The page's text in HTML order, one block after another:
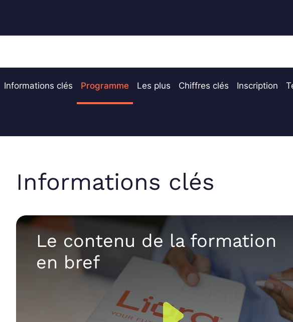
Informations clés Programme Les plus Chiffres clés Inscription
Informations clés
Le contenu de la formation
en bref